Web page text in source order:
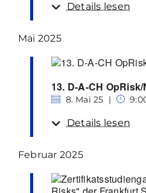
Details lesen
Mai 2025
13. D-A-CH
8. Mai 25 |
Details lesen
Februar 2025